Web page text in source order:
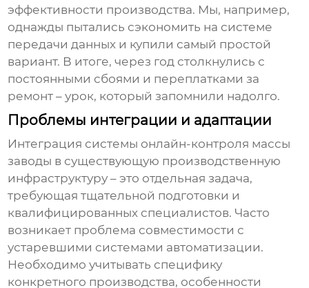
эффективности производства. Мы, например,
однажды пытались сэкономить на системе
передачи данных и купили самый простой
вариант. В итоге, через год столкнулись с
постоянными сбоями и переплатками за
ремонт – урок, который запомнили надолго.
Проблемы интеграции и адаптации
Интеграция системы онлайн-контроля массы
заводы в существующую производственную
инфраструктуру – это отдельная задача,
требующая тщательной подготовки и
квалифицированных специалистов. Часто
возникает проблема совместимости с
устаревшими системами автоматизации.
Необходимо учитывать специфику
конкретного производства, особенности